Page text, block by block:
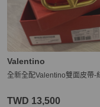
Valentino
全新全配Valentino雙面皮帶-
TWD 13,500